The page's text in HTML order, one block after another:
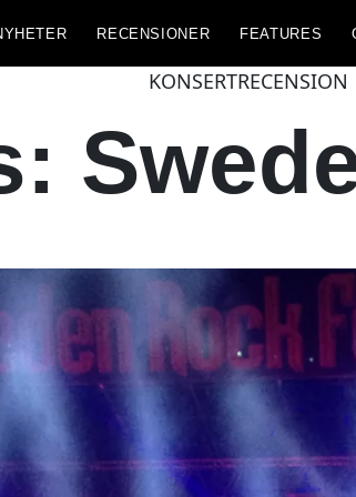
RECENSIONER FEATURES
KONSERTRECENSION